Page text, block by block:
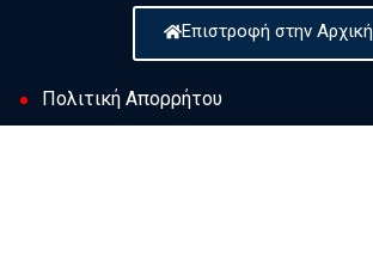
Επιστροφή στην Αρχική
Πολιτική Απορρήτου